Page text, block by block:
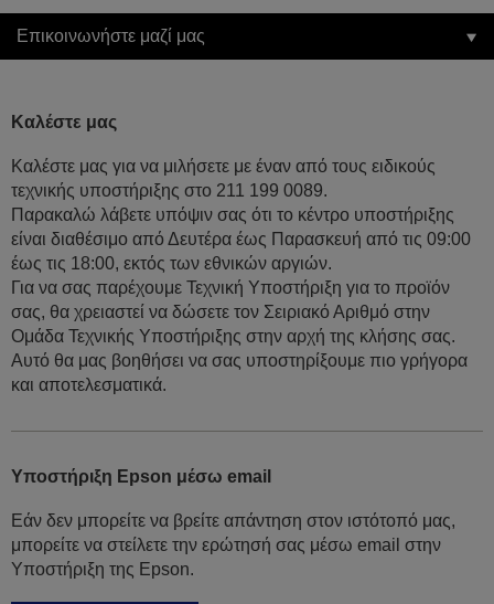
Επικοινωνήστε μαζί μας
Καλέστε μας
Καλέστε μας για να μιλήσετε με έναν από τους ειδικούς
τεχνικής υποστήριξης στο 211 199 0089.
Παρακαλώ λάβετε υπόψιν σας ότι το κέντρο υποστήριξης
είναι διαθέσιμο από Δευτέρα έως Παρασκευή από τις 09:00
έως τις 18:00, εκτός των εθνικών αργιών.
Για να σας παρέχουμε Τεχνική Υποστήριξη για το προϊόν
σας, θα χρειαστεί να δώσετε τον Σειριακό Αριθμό στην
Ομάδα Τεχνικής Υποστήριξης στην αρχή της κλήσης σας.
Αυτό θα μας βοηθήσει να σας υποστηρίξουμε πιο γρήγορα
και αποτελεσματικά.
Υποστήριξη Epson μέσω email
Εάν δεν μπορείτε να βρείτε απάντηση στον ιστότοπό μας,
μπορείτε να στείλετε την ερώτησή σας μέσω email στην
Υποστήριξη της Epson.